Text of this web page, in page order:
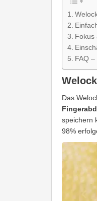
Fokus
FAQ
Das
speichern
98%